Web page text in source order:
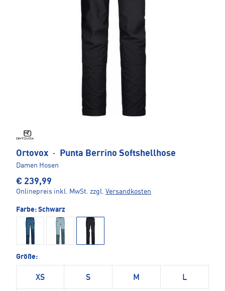
Ortovox · Punta Berrino Softshellhose
Damen Hosen
€ 239,99
Onlinepreis inkl. MwSt. zzgl. Versandkosten
Farbe: Schwarz
Größe:
XS S M L